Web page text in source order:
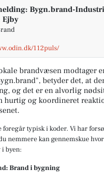
Bygn.brand-
Ejby
112puls/
brandvæsen modtager
betyder det, at
og det er en alvorlig
hurtig og koordineret
foregår typisk i koder. Vi har
nemmere kan gennemskue
byen:
Brand i bygning